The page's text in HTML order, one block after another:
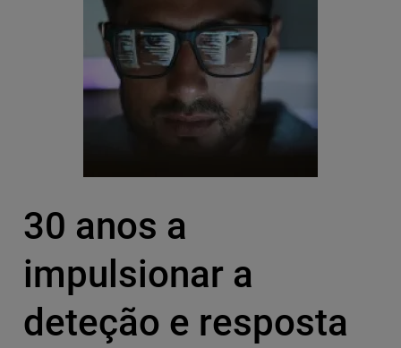
30 anos a
impulsionar a
deteção e resposta